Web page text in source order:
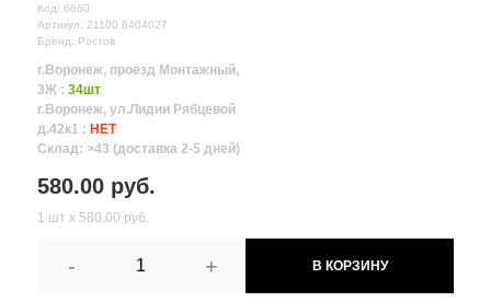
Код: 6660
Артикул: 21100 8404027
Бренд: Ростов
г.Воронеж, проезд Монтажный,
3Ж : 34шт
г.Воронеж, ул.Лидии Рябцевой
д.42к1 : НЕТ
Склад: >43 (доставка 2-5 дней)
580.00 руб.
1 шт х 580.00 руб.
- + В КОРЗИНУ